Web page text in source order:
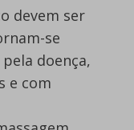
devem ser
se
doença,
e com